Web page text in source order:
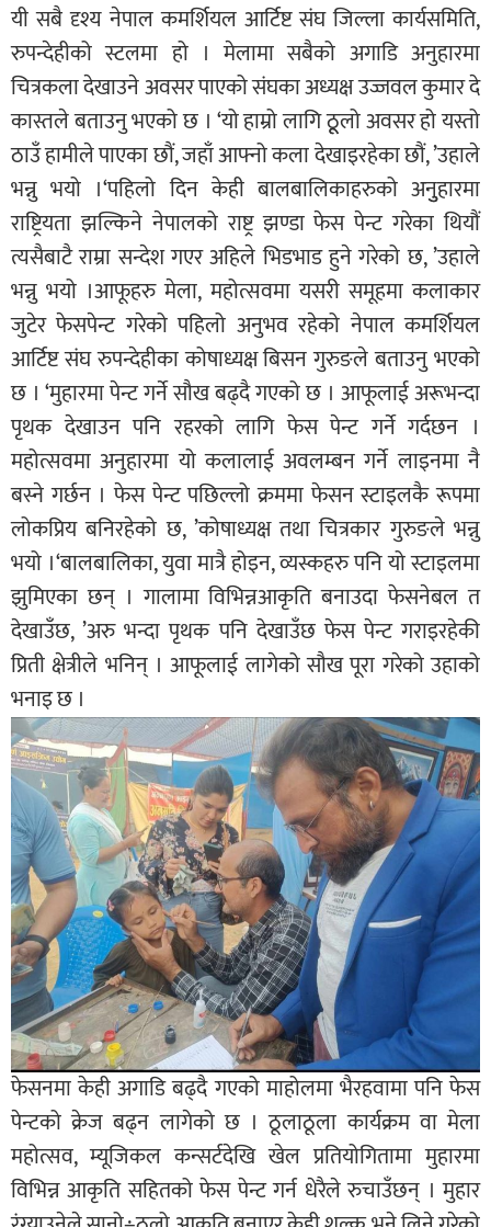
यी सबै दृश्य नेपाल कमर्शियल आर्टिष्ट संघ जिल्ला कार्यसमिति,
रुपन्देहीको स्टलमा हो । मेलामा सबैको अगाडि अनुहारमा
चित्रकला देखाउने अवसर पाएको संघका अध्यक्ष उज्जवल कुमार दे
कास्तले बताउनु भएको छ । ‘यो हाम्रो लागि ठूूलो अवसर हो यस्तो
ठाउँ हामीले पाएका छौं, जहाँ आफ्नो कला देखाइरहेका छौं, ’उहाले
भन्नु भयो ।‘पहिलो दिन केही बालबालिकाहरुको अनुुहारमा
राष्ट्रियता झल्किने नेपालको राष्ट्र झण्डा फेस पेन्ट गरेका थियौं
त्यसैबाटै राम्रा सन्देश गएर अहिले भिडभाड हुने गरेको छ, ’उहाले
भन्नु भयो ।आफूहरु मेला, महोत्सवमा यसरी समूहमा कलाकार
जुटेर फेसपेन्ट गरेको पहिलो अनुभव रहेको नेपाल कमर्शियल
आर्टिष्ट संघ रुपन्देहीका कोषाध्यक्ष बिसन गुरुङले बताउनु भएको
छ । ‘मुहारमा पेन्ट गर्ने सौख बढ्दै गएको छ । आफूलाई अरूभन्दा
पृथक देखाउन पनि रहरको लागि फेस पेन्ट गर्ने गर्दछन ।
महोत्सवमा अनुहारमा यो कलालाई अवलम्बन गर्ने लाइनमा नै
बस्ने गर्छन । फेस पेन्ट पछिल्लो क्रममा फेसन स्टाइलकै रूपमा
लोकप्रिय बनिरहेको छ, ’कोषाध्यक्ष तथा चित्रकार गुरुङले भन्नु
भयो ।‘बालबालिका, युवा मात्रै होइन, व्यस्कहरु पनि यो स्टाइलमा
झुमिएका छन् । गालामा विभिन्नआकृति बनाउदा फेसनेबल त
देखाउँछ, ’अरु भन्दा पृथक पनि देखाउँछ फेस पेन्ट गराइरहेकी
प्रिती क्षेत्रीले भनिन् । आफूलाई लागेको सौख पूरा गरेको उहाको
भनाइ छ ।
फेसनमा केही अगाडि बढ्दै गएको माहोलमा भैरहवामा पनि फेस
पेन्टको क्रेज बढ्न लागेको छ । ठूलाठूला कार्यक्रम वा मेला
महोत्सव, म्यूजिकल कन्सर्टदेखि खेल प्रतियोगितामा मुहारमा
विभिन्न आकृति सहितको फेस पेन्ट गर्न धेरैले रुचाउँछन् । मुहार